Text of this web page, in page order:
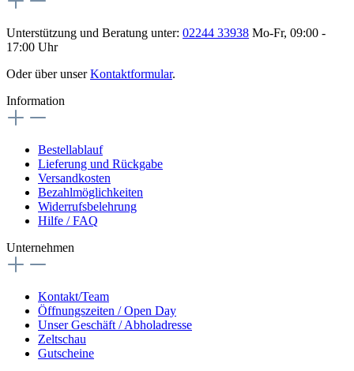
Unterstützung und Beratung unter: 02244 33938 Mo-Fr, 09:00 -
17:00 Uhr
Oder über unserKontaktformular.
Information
Bestellablauf
Lieferung und Rückgabe
Versandkosten
Bezahlmöglichkeiten
Widerrufsbelehrung
Hilfe / FAQ
Unternehmen
Kontakt/Team
Öffnungszeiten / Open Day
Unser Geschäft / Abholadresse
Zeltschau
Gutscheine